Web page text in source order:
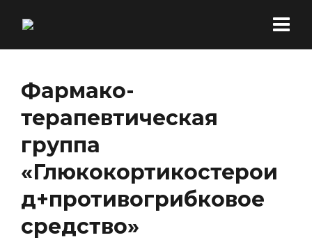
Фармако-
терапевтическая
группа
«Глюкокортикостерои
д+противогрибковое
средство»